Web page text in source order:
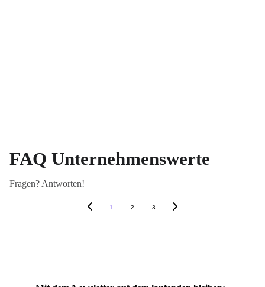
FAQ Unternehmenswerte
Fragen? Antworten!
1 2 3